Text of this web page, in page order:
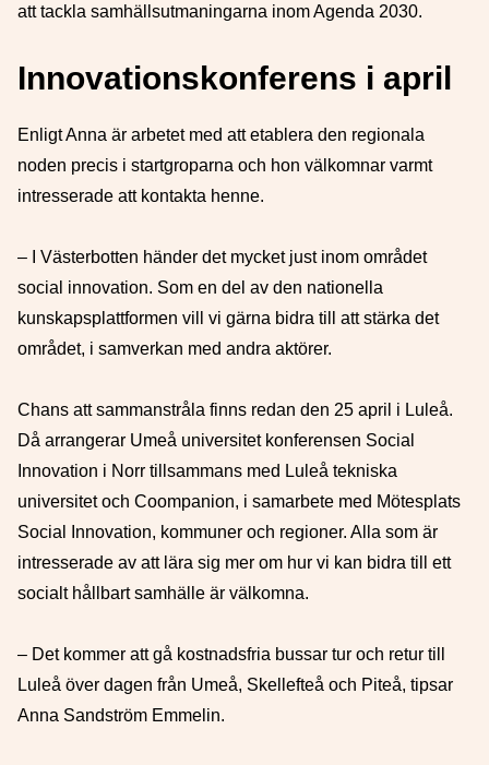
att tackla samhällsutmaningarna inom Agenda 2030.
Innovationskonferens i april
Enligt Anna är arbetet med att etablera den regionala
noden precis i startgroparna och hon välkomnar varmt
intresserade att kontakta henne.
– I Västerbotten händer det mycket just inom området
social innovation. Som en del av den nationella
kunskapsplattformen vill vi gärna bidra till att stärka det
området, i samverkan med andra aktörer.
Chans att sammanstråla finns redan den 25 april i Luleå.
Då arrangerar Umeå universitet konferensen Social
Innovation i Norr tillsammans med Luleå tekniska
universitet och Coompanion, i samarbete med Mötesplats
Social Innovation, kommuner och regioner. Alla som är
intresserade av att lära sig mer om hur vi kan bidra till ett
socialt hållbart samhälle är välkomna.
– Det kommer att gå kostnadsfria bussar tur och retur till
Luleå över dagen från Umeå, Skellefteå och Piteå, tipsar
Anna Sandström Emmelin.